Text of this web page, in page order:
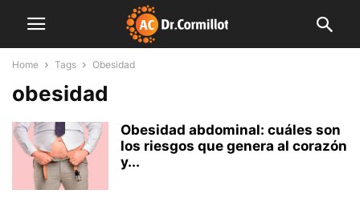
Home Tags Obesidad
obesidad
Obesidad abdominal: cuáles son
los riesgos que genera al corazón
y...